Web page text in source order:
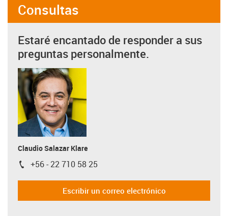
Consultas
Estaré encantado de responder a sus
preguntas personalmente.
Claudio Salazar Klare
igus-icon-phone
+56 - 22 710 58 25
Escribir un correo electrónico